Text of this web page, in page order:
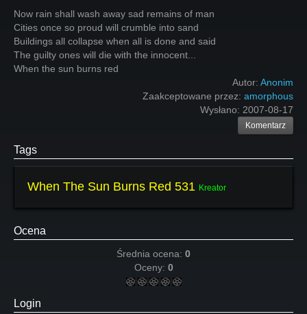
Now rain shall wash away sad remains of man
Cities once so proud will crumble into sand
Buildings all collapse when all is done and said
The guilty ones will die with the innocent...
When the sun burns red
Autor: Anonim
Zaakceptowane przez: amorphous
Wysłano: 2007-08-17
Komentarz
Tags
When The Sun Burns Red 531 Kreator
Ocena
Średnia ocena: 0
Oceny: 0
Login